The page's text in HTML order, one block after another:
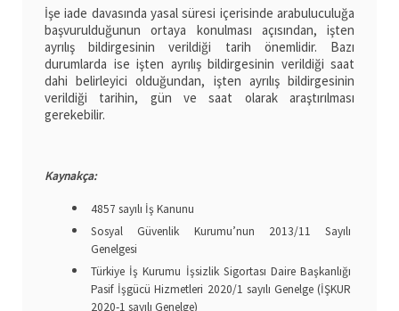
İşe iade davasında yasal süresi içerisinde arabuluculuğa
başvurulduğunun ortaya konulması açısından, işten
ayrılış bildirgesinin verildiği tarih önemlidir. Bazı
durumlarda ise işten ayrılış bildirgesinin verildiği saat
dahi belirleyici olduğundan, işten ayrılış bildirgesinin
verildiği tarihin, gün ve saat olarak araştırılması
gerekebilir.
Kaynakça:
4857 sayılı İş Kanunu
Sosyal Güvenlik Kurumu’nun 2013/11 Sayılı
Genelgesi
Türkiye İş Kurumu İşsizlik Sigortası Daire Başkanlığı
Pasif İşgücü Hizmetleri 2020/1 sayılı Genelge (İŞKUR
2020‐1 sayılı Genelge)